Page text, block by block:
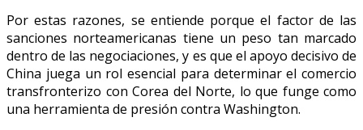
Por estas razones, se entiende porque el factor de las
sanciones norteamericanas tiene un peso tan marcado
dentro de las negociaciones, y es que el apoyo decisivo de
China juega un rol esencial para determinar el comercio
transfronterizo con Corea del Norte, lo que funge como
una herramienta de presión contra Washington.